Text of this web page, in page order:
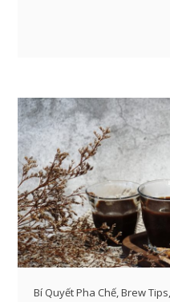
Bí Quyết Pha Chế,Brew Tips